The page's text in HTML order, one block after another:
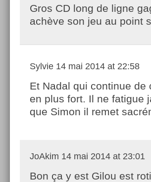
Gros CD long de ligne
achève son jeu au point
Sylvie 14 mai 2014 at 22:58
Et Nadal qui continue de
en plus fort. Il ne fatigue
que Simon il remet
JoAkim 14 mai 2014 at 23:01
Bon ça y est Gilou est